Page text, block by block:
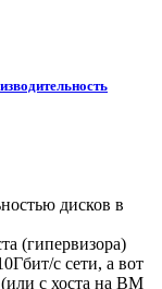
дисков в
(гипервизора)
с сети, а вот
с хоста на ВМ